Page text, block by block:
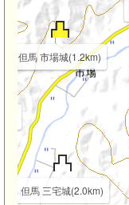
但馬 市場城(1.2km)
但馬 三宅城(2.0km)